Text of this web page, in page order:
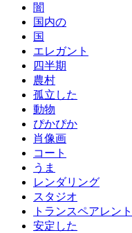
闇
国内の
国
エレガント
四半期
農村
孤立した
動物
ぴかぴか
肖像画
コート
うま
レンダリング
スタジオ
トランスペアレント
安定した